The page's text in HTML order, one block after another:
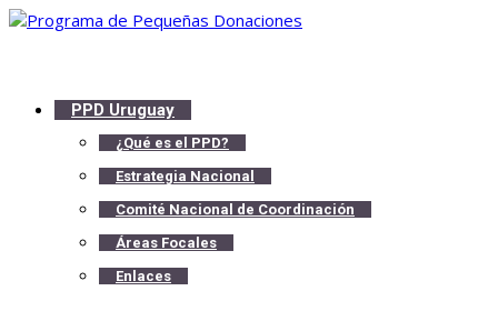
PPD Uruguay
¿Qué es el PPD?
Estrategia Nacional
Comité Nacional de Coordinación
Áreas Focales
Enlaces